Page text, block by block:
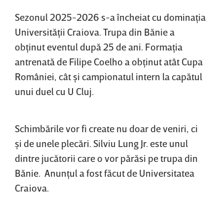
Sezonul 2025-2026 s-a încheiat cu dominaţia
Universităţii Craiova. Trupa din Bănie a
obţinut eventul după 25 de ani. Formaţia
antrenată de Filipe Coelho a obţinut atât Cupa
României, cât şi campionatul intern la capătul
unui duel cu U Cluj.
Schimbările vor fi create nu doar de veniri, ci
şi de unele plecări. Silviu Lung Jr. este unul
dintre jucătorii care o vor părăsi pe trupa din
Bănie. Anunţul a fost făcut de Universitatea
Craiova.